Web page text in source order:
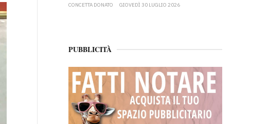
CONCETTA DONATO GIOVEDÌ 30 LUGLIO 2026
PUBBLICITÀ